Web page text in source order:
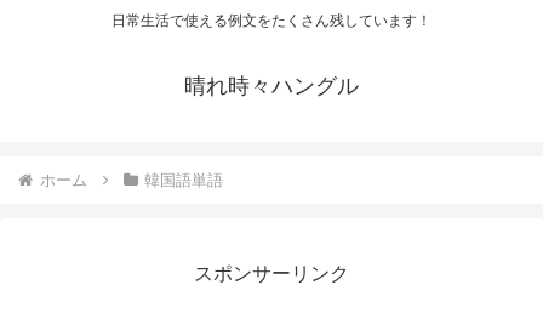
日常生活で使える例文をたくさん残しています！
晴れ時々ハングル
ホーム 韓国語単語
スポンサーリンク